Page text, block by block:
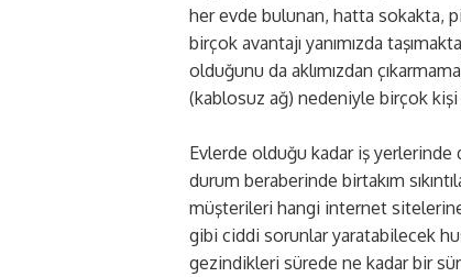
her evde bulunan, hatta sokakta,
birçok avantajı yanımızda
olduğunu da aklımızdan
(kablosuz ağ) nedeniyle birçok
Evlerde olduğu kadar iş
durum beraberinde birtakım
müşterileri hangi internet
gibi ciddi sorunlar yaratabilecek
gezindikleri sürede ne kadar bir